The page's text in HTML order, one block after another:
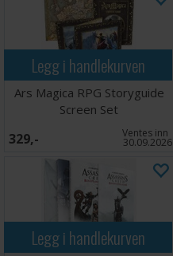
Legg i handlekurven
Ars Magica RPG Storyguide
Screen Set
329,- Ventes inn
30.09.2026
Legg i handlekurven